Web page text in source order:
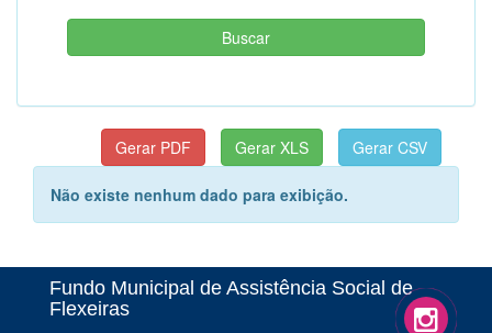
Não existe nenhum dado para exibição.
Fundo Municipal de Assistência Social de
Flexeiras